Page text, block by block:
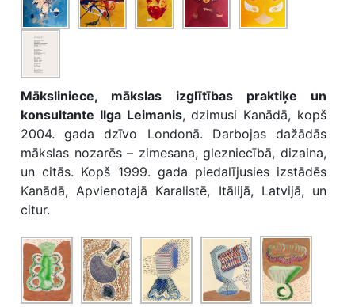
Māksliniece, mākslas izglītības praktiķe un
konsultante Ilga Leimanis, dzimusi Kanādā, kopš
2004. gada dzīvo Londonā. Darbojas dažādās
mākslas nozarēs – zimesana, glezniecībā, dizaina,
un citās. Kopš 1999. gada piedalījusies izstādēs
Kanādā, Apvienotajā Karalistē, Itālijā, Latvijā, un
citur.